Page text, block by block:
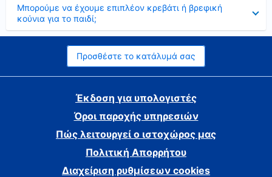
Μπορούμε να έχουμε επιπλέον κρεβάτι ή βρεφική
κούνια για το παιδί;
Προσθέστε το κατάλυμά σας
Έκδοση για υπολογιστές
Όροι παροχής υπηρεσιών
Πώς λειτουργεί ο ιστοχώρος μας
Πολιτική Απορρήτου
Διαχείριση ρυθμίσεων cookies